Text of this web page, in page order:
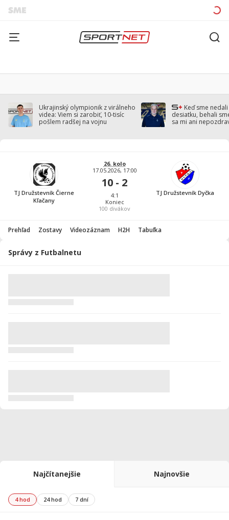
Ukrajinský olympionik z virálneho
videa: Viem si zarobiť, 10-tisíc
pošlem radšej na vojnu
Keď sme
desiatku, behali
sa mi ani
TJ Družstevník Čierne
Kľačany
26. kolo
17.05.2026, 17:00
10 - 2
4:1
Koniec
100 divákov
TJ Družstevník Dyčka
Prehľad Zostavy Videozáznam H2H Tabuľka
Správy z Futbalnetu
Najčítanejšie Najnovšie
4 hod 24 hod 7 dní